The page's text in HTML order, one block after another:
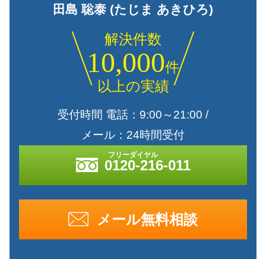
田島 聡泰 (たじま あきひろ)
解決件数
10,000件
以上の実績
受付時間 電話：9:00～21:00 /
メール：24時間受付
0120-216-011
メール無料相談